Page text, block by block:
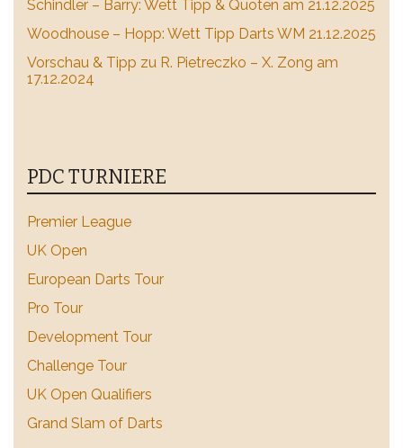
Schindler – Barry: Wett Tipp & Quoten am 21.12.2025
Woodhouse – Hopp: Wett Tipp Darts WM 21.12.2025
Vorschau & Tipp zu R. Pietreczko – X. Zong am
17.12.2024
PDC TURNIERE
Premier League
UK Open
European Darts Tour
Pro Tour
Development Tour
Challenge Tour
UK Open Qualifiers
Grand Slam of Darts